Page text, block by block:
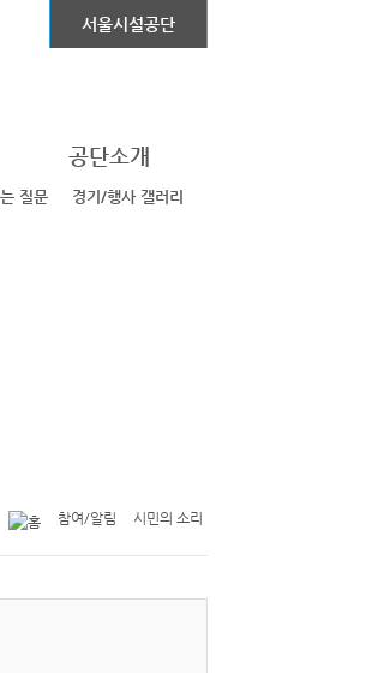
서울시설공단
질문 경기/행사 갤러리
공단소개
참여/알림 시민의 소리